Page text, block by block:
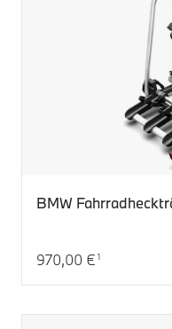
BMW
Aktueller Preis: 970,00 €
970,00 € 1